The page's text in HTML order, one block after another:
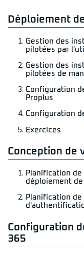
Déploiement
Gestion des
pilotées par
Gestion des
pilotées de
Configuration
Proplus
Configuration
Exercices
Conception de
Planification
déploiement
Planification
Configuration
365